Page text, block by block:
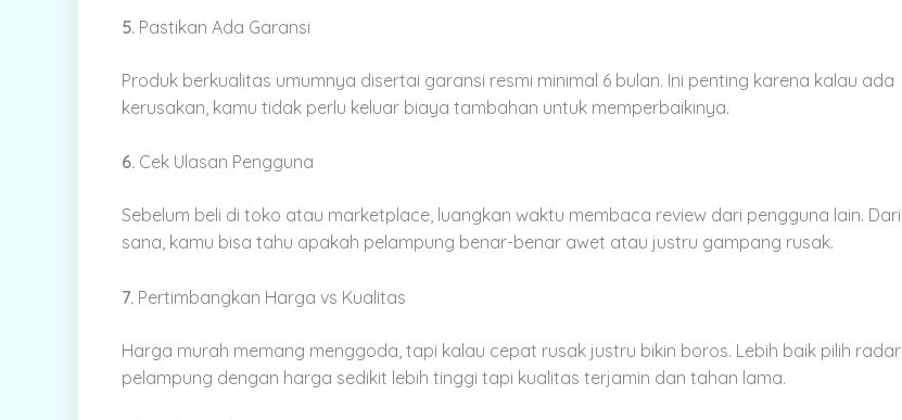
5. Pastikan Ada Garansi
Produk berkualitas umumnya disertai garansi resmi minimal 6 bulan. Ini penting karena kalau ada
kerusakan, kamu tidak perlu keluar biaya tambahan untuk memperbaikinya.
6. Cek Ulasan Pengguna
Sebelum beli di toko atau marketplace, luangkan waktu membaca review dari pengguna lain. Dari
sana, kamu bisa tahu apakah pelampung benar-benar awet atau justru gampang rusak.
7. Pertimbangkan Harga vs Kualitas
Harga murah memang menggoda, tapi kalau cepat rusak justru bikin boros. Lebih baik pilih radar
pelampung dengan harga sedikit lebih tinggi tapi kualitas terjamin dan tahan lama.